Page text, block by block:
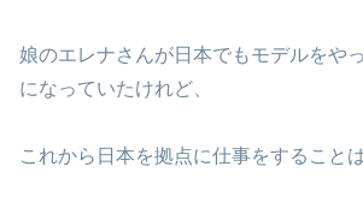
娘のエレナさんが日本でもモデルをや
になっていたけれど、
これから日本を拠点に仕事をすること